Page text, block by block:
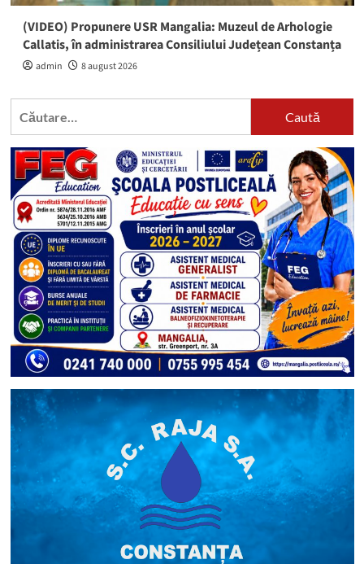
(VIDEO) Propunere USR Mangalia: Muzeul de Arhologie
Callatis, în administrarea Consiliului Județean Constanța
admin 8 august 2026
Caută